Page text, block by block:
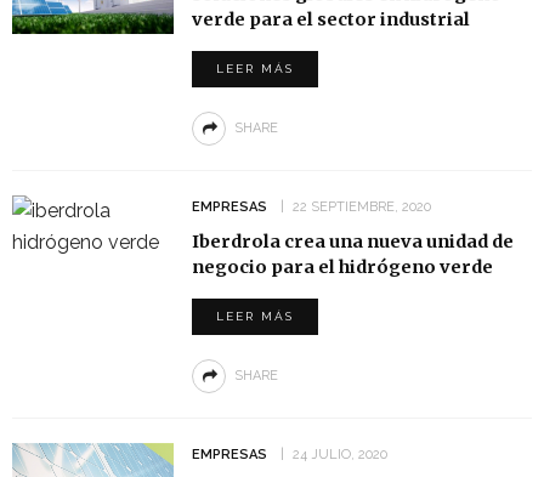
verde para el sector industrial
LEER MÁS
SHARE
EMPRESAS 22 SEPTIEMBRE, 2020
Iberdrola crea una nueva unidad de
negocio para el hidrógeno verde
LEER MÁS
SHARE
EMPRESAS 24 JULIO, 2020